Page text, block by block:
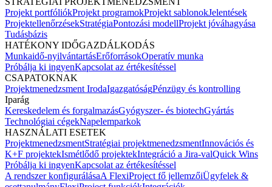
Projekt portfóliókProjekt programokProjekt sablonokJelentések
ProjektellenőrzésekStratégiaPontozási modellProjekt jóváhagyása
Tudásbázis
HATÉKONY IDŐGAZDÁLKODÁS
Munkaidő-nyilvántartásErőforrásokOperatív munka
Próbálja ki ingyenKapcsolat az értékesítéssel
CSAPATOKNAK
Projektmenedzsment IrodaIgazgatóságPénzügy és kontrolling
Iparág
Kereskedelem és forgalmazásGyógyszer- és biotechGyártás
Technológiai cégekNapelemparkok
HASZNÁLATI ESETEK
ProjektmenedzsmentStratégiai projektmenedzsmentInnovációs és
K+F projektekIsmétlődő projektekIntegráció a Jira-valQuick Wins
Próbálja ki ingyenKapcsolat az értékesítéssel
A rendszer konfigurálásaA FlexiProject fő jellemzőiÜgyfelek &